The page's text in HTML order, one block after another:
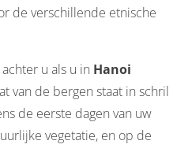
de verschillende etnische
u als u in Hanoi
van de bergen staat in schril
de eerste dagen van uw
vegetatie, en op de